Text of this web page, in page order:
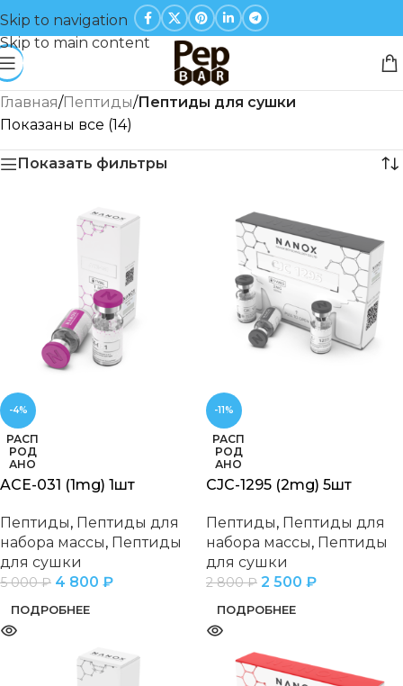
Skip to navigation
Skip to main content
Главная/Пептиды/Пептиды для сушки
Показаны все (14)
Показать фильтры
-4%
РАСП
РОД
АНО
ACE-031 (1mg) 1шт
Пептиды, Пептиды для
набора массы, Пептиды
для сушки
5 000₽ 4 800 ₽
ПОДРОБНЕЕ
-11%
РАСП
РОД
АНО
CJC-1295 (2mg) 5шт
Пептиды, Пептиды для
набора массы, Пептиды
для сушки
2 800₽ 2 500 ₽
ПОДРОБНЕЕ